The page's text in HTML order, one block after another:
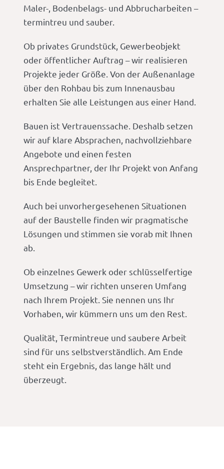
Maler-, Bodenbelags- und Abbrucharbeiten –
termintreu und sauber.
Ob privates Grundstück, Gewerbeobjekt
oder öffentlicher Auftrag – wir realisieren
Projekte jeder Größe. Von der Außenanlage
über den Rohbau bis zum Innenausbau
erhalten Sie alle Leistungen aus einer Hand.
Bauen ist Vertrauenssache. Deshalb setzen
wir auf klare Absprachen, nachvollziehbare
Angebote und einen festen
Ansprechpartner, der Ihr Projekt von Anfang
bis Ende begleitet.
Auch bei unvorhergesehenen Situationen
auf der Baustelle finden wir pragmatische
Lösungen und stimmen sie vorab mit Ihnen
ab.
Ob einzelnes Gewerk oder schlüsselfertige
Umsetzung – wir richten unseren Umfang
nach Ihrem Projekt. Sie nennen uns Ihr
Vorhaben, wir kümmern uns um den Rest.
Qualität, Termintreue und saubere Arbeit
sind für uns selbstverständlich. Am Ende
steht ein Ergebnis, das lange hält und
überzeugt.